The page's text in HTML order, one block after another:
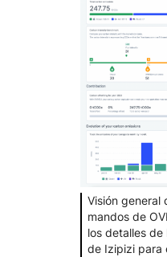
Visión general
mandos de
los detalles de
de Izipizi para